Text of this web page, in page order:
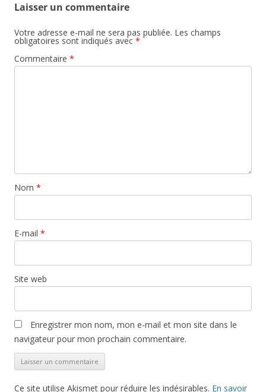
Laisser un commentaire
Votre adresse e-mail ne sera pas publiée. Les champs
obligatoires sont indiqués avec *
Commentaire *
Nom *
E-mail *
Site web
Enregistrer mon nom, mon e-mail et mon site dans le
navigateur pour mon prochain commentaire.
Ce site utilise Akismet pour réduire les indésirables. En savoir